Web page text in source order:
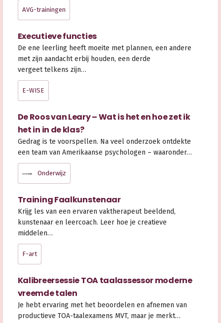
AVG-trainingen
Executieve functies
De ene leerling heeft moeite met plannen, een andere
met zijn aandacht erbij houden, een derde
vergeet telkens zijn…
E-WISE
De Roos van Leary – Wat is het en hoe zet ik
het in in de klas?
Gedrag is te voorspellen. Na veel onderzoek ontdekte
een team van Amerikaanse psychologen – waaronder…
Onderwijz
Training Faalkunstenaar
Krijg les van een ervaren vaktherapeut beeldend,
kunstenaar en leercoach. Leer hoe je creatieve
middelen…
F-art
Kalibreersessie TOA taalassessor moderne
vreemde talen
Je hebt ervaring met het beoordelen en afnemen van
productieve TOA-taalexamens MVT, maar je merkt…